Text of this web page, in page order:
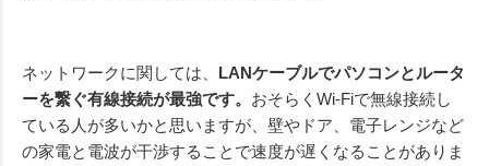
ネットワークに関しては、 LANケーブルでパソコンとルータ
ーを繋ぐ有線接続が最強です。 おそらくWi-Fiで無線接続し
ている人が多いかと思いますが、壁やドア、電子レンジなど
の家電と電波が干渉することで速度が遅くなることがありま